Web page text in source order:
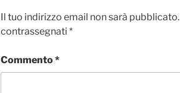
Il tuo indirizzo email non sarà pubblicato.
contrassegnati *
Commento*